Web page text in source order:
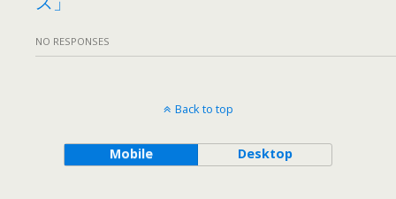
NO RESPONSES
Back to top
Mobile Desktop